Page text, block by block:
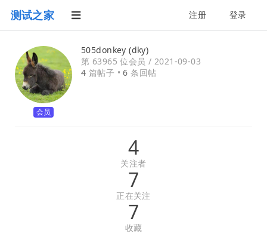
测试之家 注册 登录
会员
505donkey (dky)
第 63965 位会员 / 2021-09-03
4 篇帖子 •6 条回帖
4
关注者
7
正在关注
7
收藏